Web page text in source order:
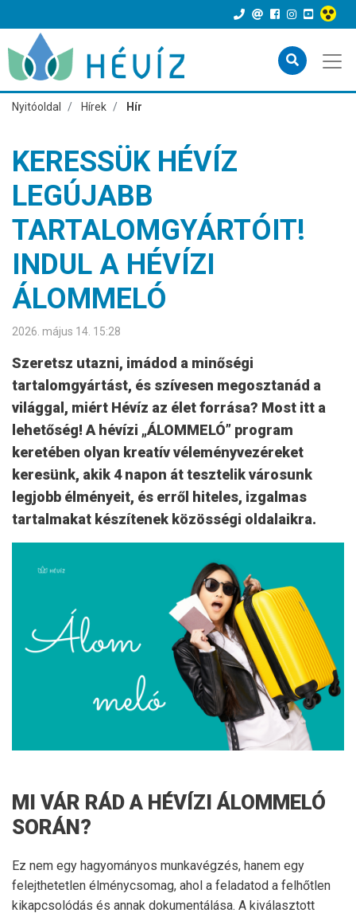
Nyitóoldal Hírek Hír
KERESSÜK HÉVÍZ
LEGÚJABB
TARTALOMGYÁRTÓIT!
INDUL A HÉVÍZI
ÁLOMMELÓ
2026. május 14. 15:28
Szeretsz utazni, imádod a minőségi
tartalomgyártást, és szívesen megosztanád a
világgal, miért Hévíz az élet forrása? Most itt a
lehetőség! A hévízi „ÁLOMMELÓ” program
keretében olyan kreatív véleményvezéreket
keresünk, akik 4 napon át tesztelik városunk
legjobb élményeit, és erről hiteles, izgalmas
tartalmakat készítenek közösségi oldalaikra.
MI VÁR RÁD A HÉVÍZI ÁLOMMELÓ
SORÁN?
Ez nem egy hagyományos munkavégzés, hanem egy
felejthetetlen élménycsomag, ahol a feladatod a felhőtlen
kikapcsolódás és annak dokumentálása. A kiválasztott